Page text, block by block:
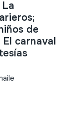
de
carnaval